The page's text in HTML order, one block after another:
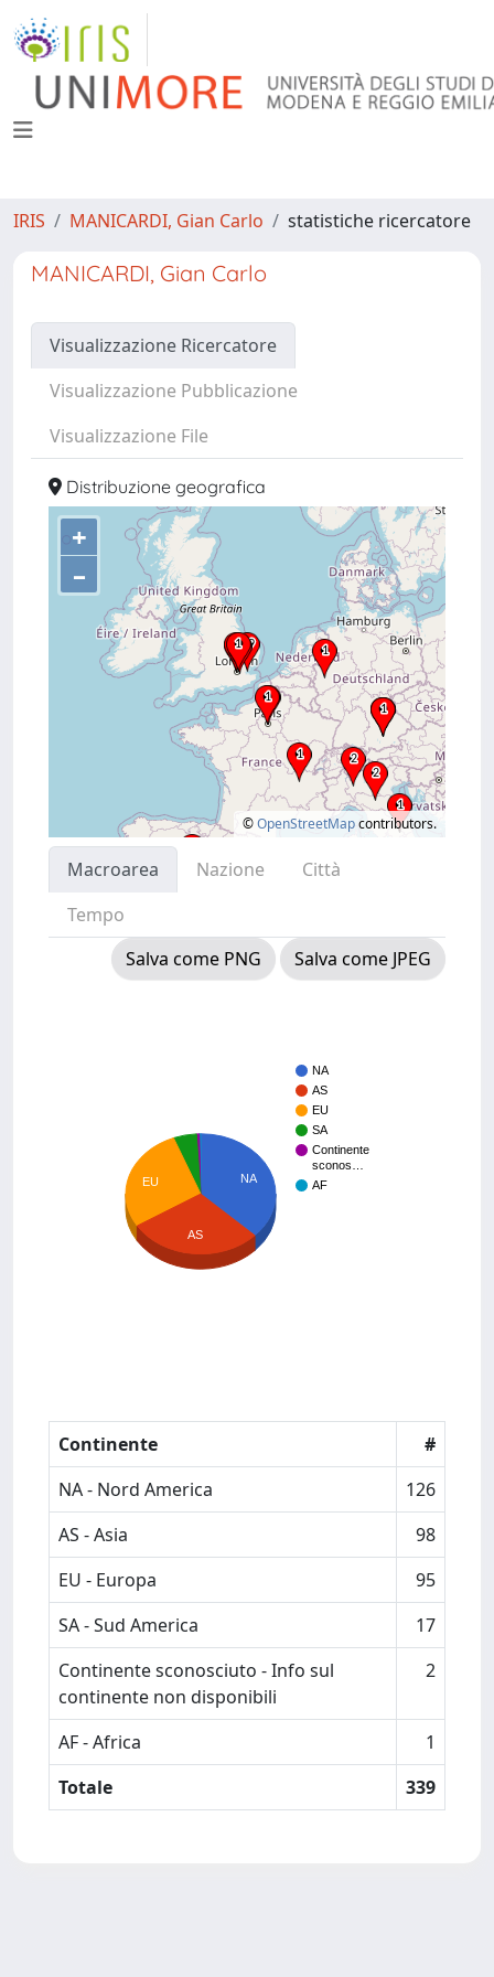
IRIS MANICARDI, Gian Carlo statistiche ricercatore
MANICARDI, Gian Carlo
Visualizzazione Ricercatore
Visualizzazione Pubblicazione
Visualizzazione File
Distribuzione geografica
+
–
©OpenStreetMapcontributors.
Macroarea Nazione
Città
Tempo
Salva come PNG
Salva come JPEG
NA
AS
EU
SA
Continente
sconos…
AF
NA
EU
AS
Continente
#
NA - Nord America
126
AS - Asia
98
EU - Europa
95
SA - Sud America
17
Continente sconosciuto - Info sul
continente non disponibili
2
AF - Africa
1
Totale
339